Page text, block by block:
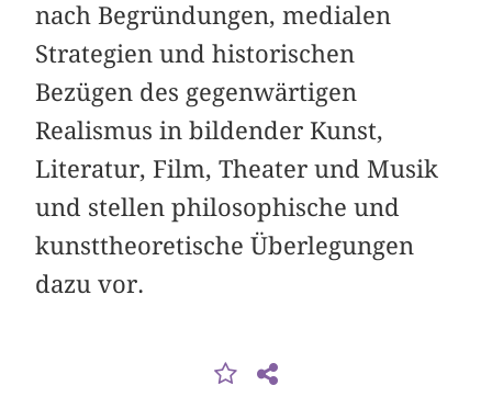
nach Begründungen, me­dialen
Strategien und historischen
Bezügen des gegenwärtigen
Realismus in bildender Kunst,
Literatur, Film, Theater und Musik
und stellen philoso­phische und
kunsttheoretische Überlegungen
dazu vor.